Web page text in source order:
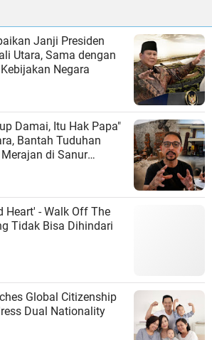
Janji Presiden
Utara, Sama dengan
Negara
Damai, Itu Hak Papa"
Bantah Tuduhan
di Sanur
Heart' - Walk Off The
Tidak Bisa Dihindari
Global Citizenship
Dual Nationality